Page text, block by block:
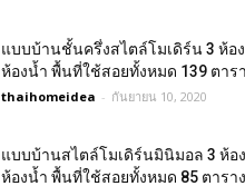
แบบบ้านชั้นครึ่งสไตล์โมเดิร์น 3 ห้อ
ห้องน้ำ พื้นที่ใช้สอยทั้งหมด 139 ตาร
thaihomeidea - กันยายน 10, 2020
แบบบ้านสไตล์โมเดิร์นมินิมอล 3 ห้อ
ห้องน้ำ พื้นที่ใช้สอยทั้งหมด 85 ตารา